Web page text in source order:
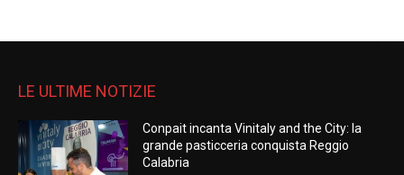
LE ULTIME NOTIZIE
Conpait incanta Vinitaly and the City: la
grande pasticceria conquista Reggio
Calabria